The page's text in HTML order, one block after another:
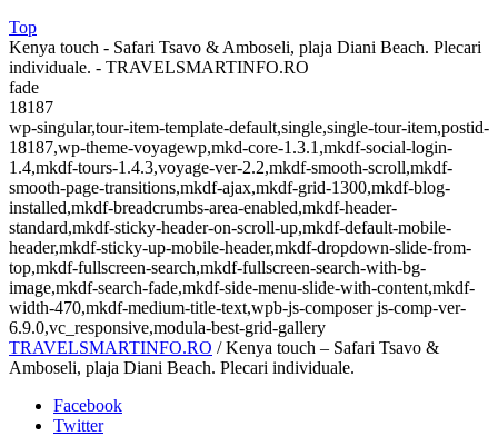
Top
Kenya touch - Safari Tsavo & Amboseli, plaja Diani Beach. Plecari
individuale. - TRAVELSMARTINFO.RO
fade
18187
wp-singular,tour-item-template-default,single,single-tour-item,postid-
18187,wp-theme-voyagewp,mkd-core-1.3.1,mkdf-social-login-
1.4,mkdf-tours-1.4.3,voyage-ver-2.2,mkdf-smooth-scroll,mkdf-
smooth-page-transitions,mkdf-ajax,mkdf-grid-1300,mkdf-blog-
installed,mkdf-breadcrumbs-area-enabled,mkdf-header-
standard,mkdf-sticky-header-on-scroll-up,mkdf-default-mobile-
header,mkdf-sticky-up-mobile-header,mkdf-dropdown-slide-from-
top,mkdf-fullscreen-search,mkdf-fullscreen-search-with-bg-
image,mkdf-search-fade,mkdf-side-menu-slide-with-content,mkdf-
width-470,mkdf-medium-title-text,wpb-js-composer js-comp-ver-
6.9.0,vc_responsive,modula-best-grid-gallery
TRAVELSMARTINFO.RO /Kenya touch – Safari Tsavo &
Amboseli, plaja Diani Beach. Plecari individuale.
Facebook
Twitter